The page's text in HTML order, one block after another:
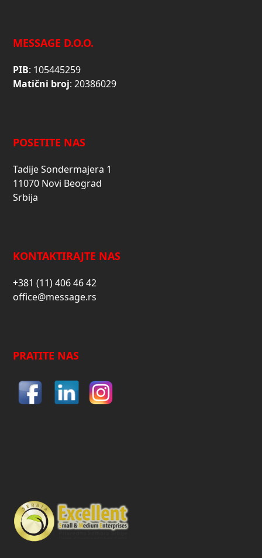
MESSAGE D.O.O.
PIB: 105445259
Matični broj: 20386029
POSETITE NAS
Tadije Sondermajera 1
11070 Novi Beograd
Srbija
KONTAKTIRAJTE NAS
+381 (11) 406 46 42
office@message.rs
PRATITE NAS